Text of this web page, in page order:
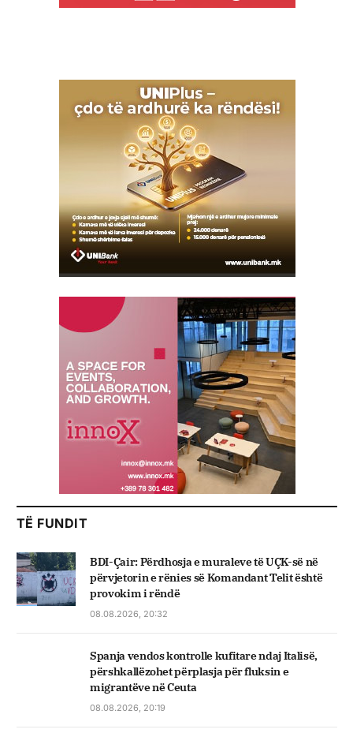
TË FUNDIT
BDI-Çair: Përdhosja e muraleve të UÇK-së në
përvjetorin e rënies së Komandant Telit është
provokim i rëndë
08.08.2026, 20:32
Spanja vendos kontrolle kufitare ndaj Italisë,
përshkallëzohet përplasja për fluksin e
migrantëve në Ceuta
08.08.2026, 20:19